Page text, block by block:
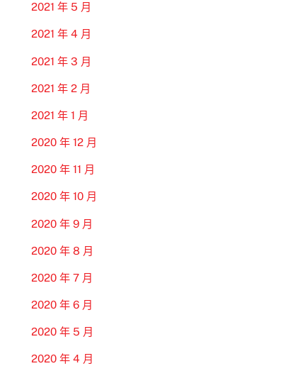
2021 年 5 月
2021 年 4 月
2021 年 3 月
2021 年 2 月
2021 年 1 月
2020 年 12 月
2020 年 11 月
2020 年 10 月
2020 年 9 月
2020 年 8 月
2020 年 7 月
2020 年 6 月
2020 年 5 月
2020 年 4 月